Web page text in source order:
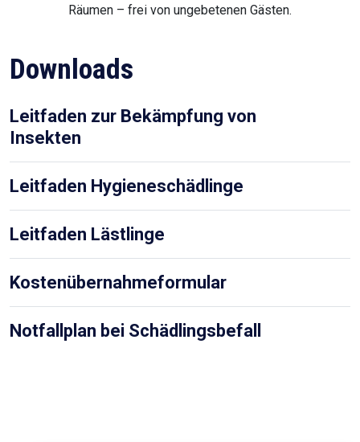
Räumen – frei von ungebetenen Gästen.
Downloads
Leitfaden zur Bekämpfung von
Insekten
Leitfaden Hygieneschädlinge
Leitfaden Lästlinge
Kostenübernahmeformular
Notfallplan bei Schädlingsbefall